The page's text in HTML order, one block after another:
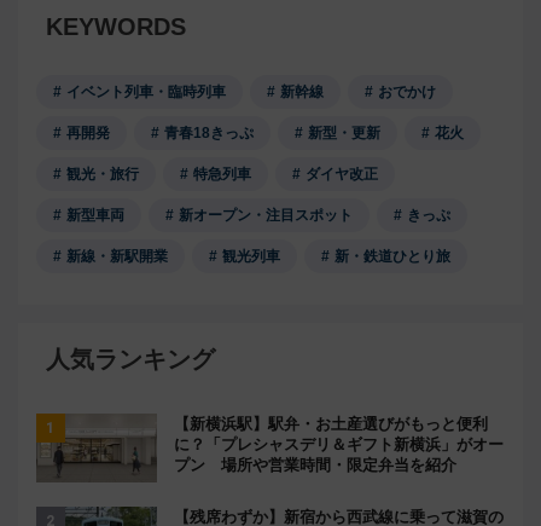
KEYWORDS
イベント列車・臨時列車 新幹線 おでかけ
再開発 青春18きっぷ 新型・更新 花火
観光・旅行 特急列車 ダイヤ改正
新型車両 新オープン・注目スポット きっぷ
新線・新駅開業 観光列車 新・鉄道ひとり旅
人気ランキング
【新横浜駅】駅弁・お土産選びがもっと便利
に？「プレシャスデリ＆ギフト新横浜」がオー
プン 場所や営業時間・限定弁当を紹介
【残席わずか】新宿から西武線に乗って滋賀の